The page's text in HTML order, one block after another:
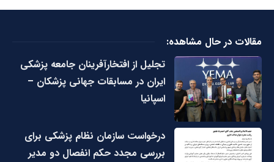
مقالات در حال مشاهده:
تجلیل از افتخارآفرینان جامعه پزشکی
ایران در مسابقات جهانی پزشکان –
اسپانیا
درخواست سازمان نظام پزشکی برای
بررسی مجدد حکم انفصال دو مدیر